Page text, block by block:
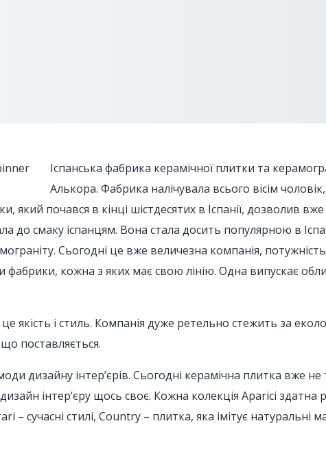
Іспанська фабрика керамічної плитки та
Алькора. Фабрика налічувала всього вісім
який почався в кінці шістдесятих в Іспанії, дозволив
до смаку іспанцям. Вона стала досить популярною в
Сьогодні це вже величезна компанія,
кожна з яких має свою лінію. Одна випускає
якість і стиль. Компанія дуже ретельно стежить за
поставляється.
дизайну інтер’єрів. Сьогодні керамічна плитка вже
інтер’єру щось своє. Кожна колекція Aparici здатна
сучасні стилі, Country – плитка, яка імітує натуральні